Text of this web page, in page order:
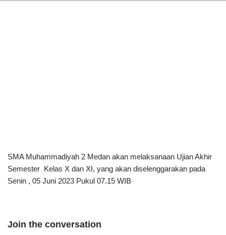
SMA Muhammadiyah 2 Medan akan melaksanaan Ujian Akhir
Semester Kelas X dan XI, yang akan diselenggarakan pada
Senin , 05 Juni 2023 Pukul 07.15 WIB
Join the conversation